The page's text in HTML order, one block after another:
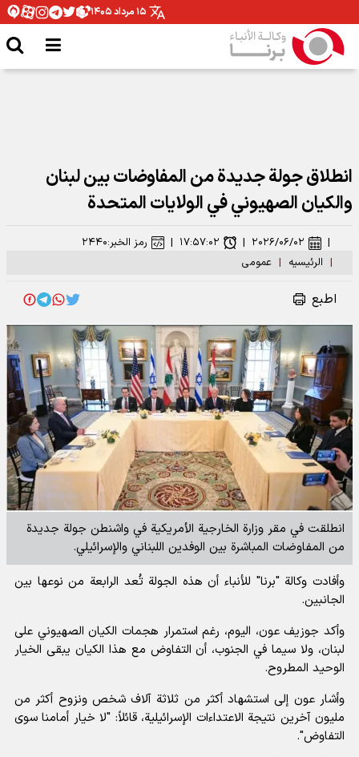
۱۵ مرداد ۱۴۰۵
انطلاق جولة جديدة من المفاوضات بين لبنان
والكيان الصهيوني في الولايات المتحدة
| الرئیسیه | عمومی
| ۲۰۲۶/۰۶/۰۲ | ۱۷:۵۷:۰۲ | رمز الخبر:۲۴۴۰
اطبع
انطلقت في مقر وزارة الخارجية الأمريكية في واشنطن جولة جديدة
من المفاوضات المباشرة بين الوفدين اللبناني والإسرائيلي.
وأفادت وكالة "برنا" للأنباءأن هذه الجولة تُعد الرابعة من نوعها بين
الجانبين.
وأكد جوزيف عون، اليوم، رغم استمرار هجمات الكيان الصهيوني على
لبنان، ولا سيما في الجنوب، أن التفاوض مع هذا الكيان يبقى الخيار
الوحيد المطروح.
وأشار عون إلى استشهاد أكثر من ثلاثة آلاف شخص ونزوح أكثر من
مليون آخرين نتيجة الاعتداءات الإسرائيلية، قائلاً: "لا خيار أمامنا سوى
التفاوض".